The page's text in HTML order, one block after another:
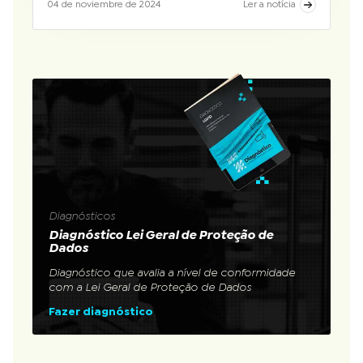
04 de noviembre de 2024 Ler a notícia
Diagnósticos
Diagnóstico Lei Geral de Proteção de
Dados
Diagnóstico que avalia a nível de conformidade
com a Lei Geral de Proteção de Dados
Fazer diagnóstico